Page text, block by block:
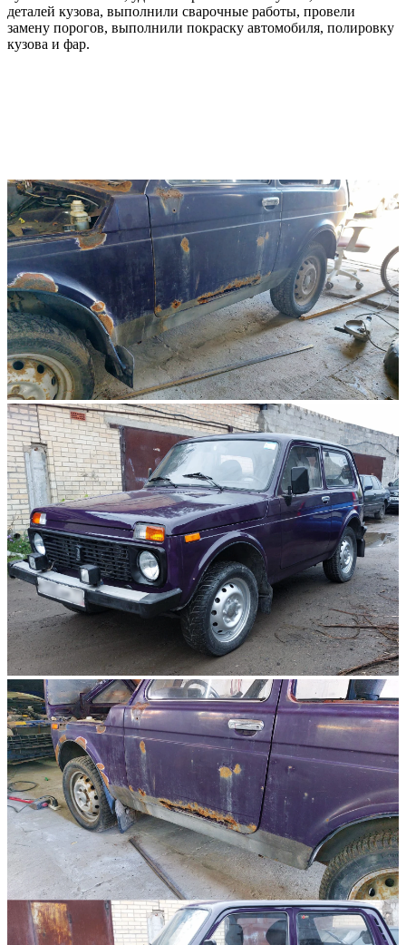
деталей кузова, выполнили сварочные работы, провели
замену порогов, выполнили покраску автомобиля, полировку
кузова и фар.